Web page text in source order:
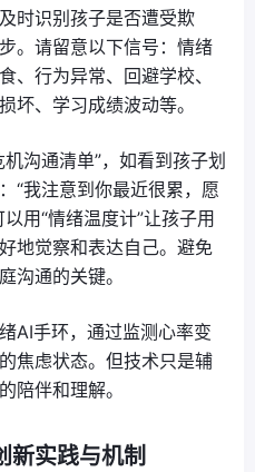
时识别孩子是否遭受欺
。请留意以下信号：情绪
、行为异常、回避学校、
坏、学习成绩波动等。
沟通清单”，如看到孩子划
“我注意到你最近很累，愿
用“情绪温度计”让孩子用
地觉察和表达自己。避免
沟通的关键。
AI手环，通过监测心率变
焦虑状态。但技术只是辅
陪伴和理解。
新实践与机制